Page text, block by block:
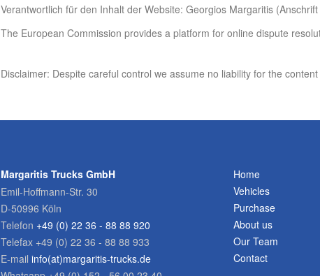
Verantwortlich für den Inhalt der Website: Georgios Margaritis
The European Commission provides a platform for online dispute
Disclaimer: Despite careful control we assume no liability for the
Margaritis Trucks GmbH
Emil-Hoffmann-Str. 30
D-50996 Köln
Telefon +49 (0) 22 36 - 88 88 920
Telefax +49 (0) 22 36 - 88 88 933
E-mail info(at)margaritis-trucks.de
Home
Vehicles
Purchase
About us
Our Team
Contact